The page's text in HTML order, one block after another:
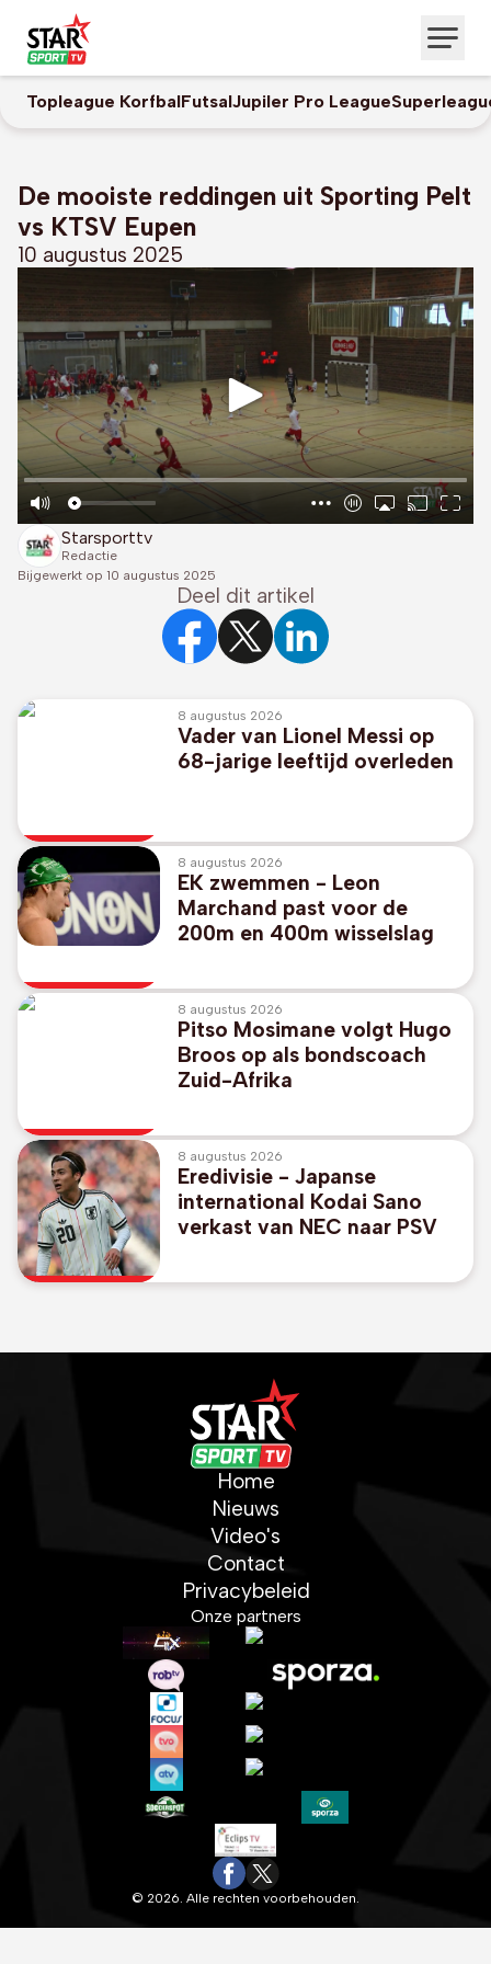
Topleague KorfbalFutsalJupiler Pro League
De mooiste reddingen uit Sporting Pelt
vs KTSV Eupen
10 augustus 2025
Starsporttv
Redactie
Bijgewerkt op 10 augustus 2025
Deel dit artikel
8 augustus 2026
Vader van Lionel Messi op
68-jarige leeftijd overleden
8 augustus 2026
EK zwemmen - Leon
Marchand past voor de
200m en 400m wisselslag
8 augustus 2026
Pitso Mosimane volgt Hugo
Broos op als bondscoach
Zuid-Afrika
8 augustus 2026
Eredivisie - Japanse
international Kodai Sano
verkast van NEC naar PSV
Home
Nieuws
Video's
Contact
Privacybeleid
Onze partners
© 2026. Alle rechten voorbehouden.